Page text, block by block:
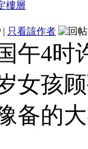
| 只看該作者
午4时
女孩
备的